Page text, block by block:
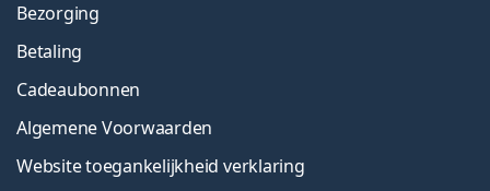
Bezorging
Betaling
Cadeaubonnen
Algemene Voorwaarden
Website toegankelijkheid verklaring